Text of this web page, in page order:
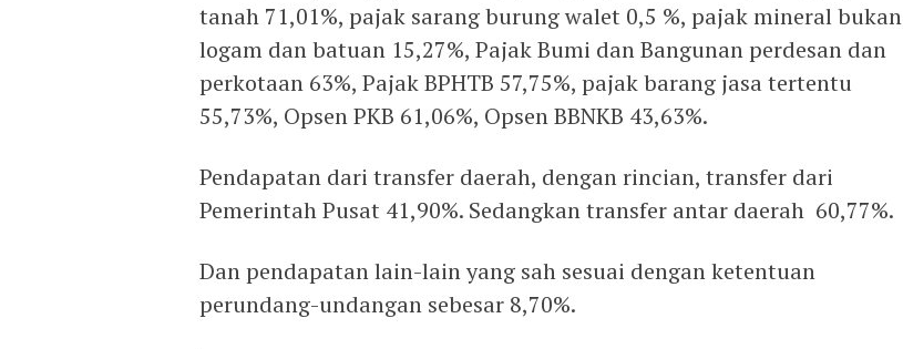
tanah 71,01%, pajak sarang burung walet 0,5 %, pajak mineral bukan
logam dan batuan 15,27%, Pajak Bumi dan Bangunan perdesan dan
perkotaan 63%, Pajak BPHTB 57,75%, pajak barang jasa tertentu
55,73%, Opsen PKB 61,06%, Opsen BBNKB 43,63%.
Pendapatan dari transfer daerah, dengan rincian, transfer dari
Pemerintah Pusat 41,90%. Sedangkan transfer antar daerah 60,77%.
Dan pendapatan lain-lain yang sah sesuai dengan ketentuan
perundang-undangan sebesar 8,70%.